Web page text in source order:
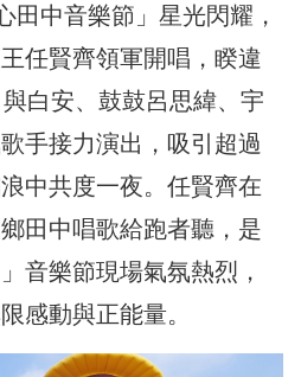
田中音樂節」星光閃耀，
任賢齊領軍開唱，睽違
白安、鼓鼓呂思緯、宇
手接力演出，吸引超過
中共度一夜。任賢齊在
田中唱歌給跑者聽，是
音樂節現場氣氛熱烈，
感動與正能量。